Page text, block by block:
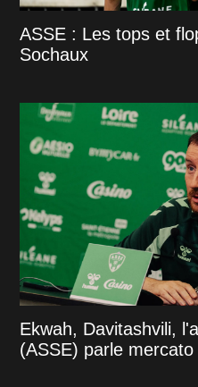
ASSE : Les tops et
Sochaux
Ekwah, Davitashvili,
(ASSE) parle mercato